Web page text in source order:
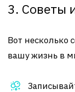
3. Советы
Вот несколько
вашу жизнь в